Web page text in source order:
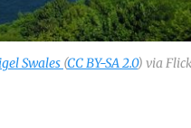
Swales (CC BY-SA 2.0) via